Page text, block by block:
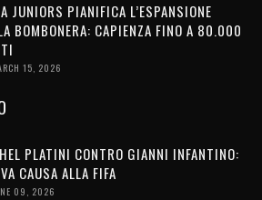
JUNIORS PIANIFICA L’ESPANSIONE
BOMBONERA: CAPIENZA FINO A 80.000
15, 2026
PLATINI CONTRO GIANNI INFANTINO:
CAUSA ALLA FIFA
09, 2026